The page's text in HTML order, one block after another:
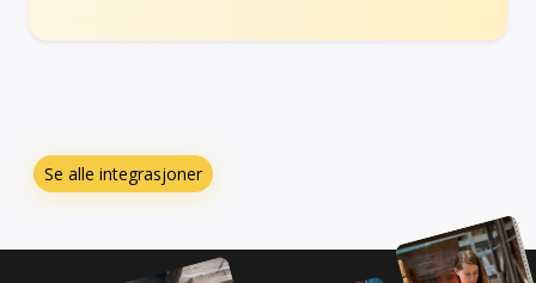
Se alle integrasjoner